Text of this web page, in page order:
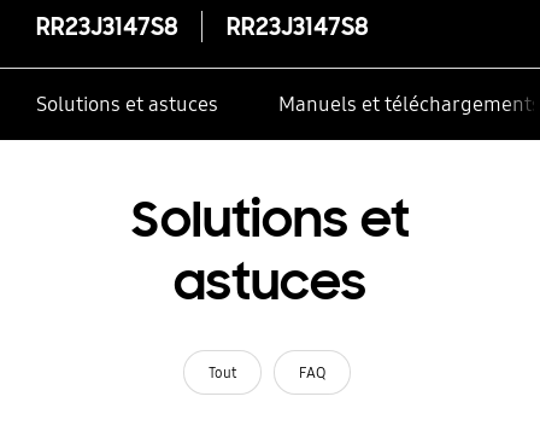
RR23J3147S8 RR23J3147S8
Solutions et astuces Manuels et téléchargements
Solutions et
astuces
Tout FAQ